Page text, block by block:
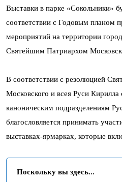
Выставки в парке «Сокольники»
соответствии с Годовым планом
мероприятий на территории
Святейшим Патриархом
В соответствии с резолюцией
Московского и всея Руси
каноническим подразделениям
благословляется принимать
выставках-ярмарках, которые
Поскольку вы здесь...